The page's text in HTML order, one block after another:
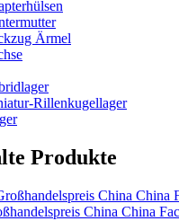
Ärmel
Rillenkugellager
Produkte
China China